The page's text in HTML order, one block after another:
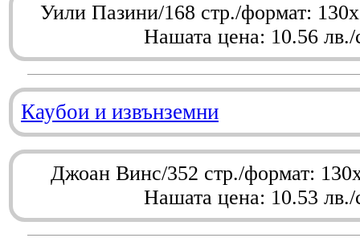
Уили Пазини/168 стр./формат:
Нашата цена: 10.56 лв./
Каубои и извънземни
Джоан Винс/352 стр./формат:
Нашата цена: 10.53 лв./